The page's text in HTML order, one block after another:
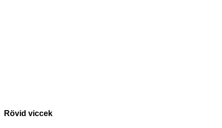
Rövid viccek